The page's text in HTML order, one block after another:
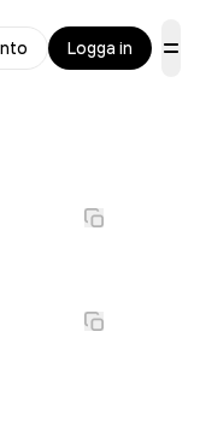
Logga in